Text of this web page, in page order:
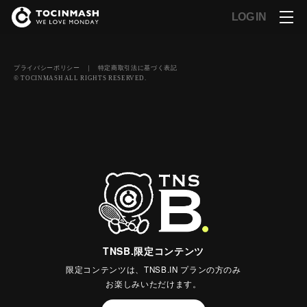
LOG IN
TNSB.限定コンテンツ
限定コンテンツは、TNSB.IN プランの方のみ
お楽しみいただけます。
プライバシーポリシー ｜ 特定商取引法に基づく表記
© TOCINMASH ALL RIGHTS RESERVED.